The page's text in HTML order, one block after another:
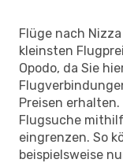
Flüge nach
kleinsten
Opodo, da Sie
Preisen erhalten.
Flugsuche
eingrenzen. So
beispielsweise